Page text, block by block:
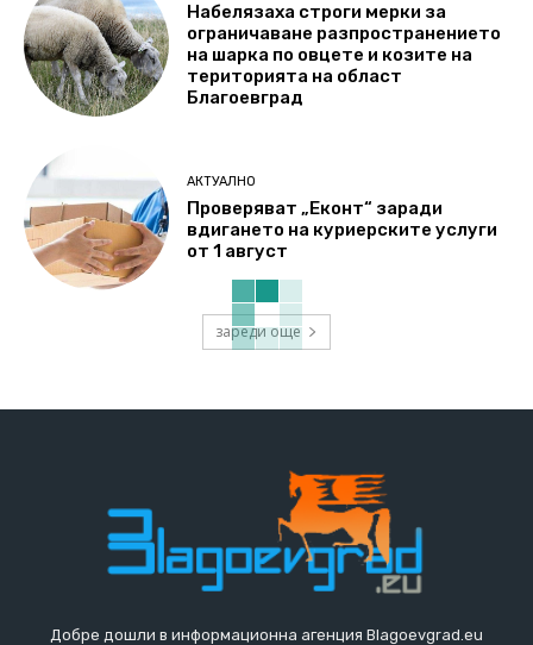
Набелязаха строги мерки за
ограничаване разпространението
на шарка по овцете и козите на
територията на област
Благоевград
АКТУАЛНО
Проверяват „Еконт“ заради
вдигането на куриерските услуги
от 1 август
зареди още
Добре дошли в информационна агенция Blagoevgrad.eu